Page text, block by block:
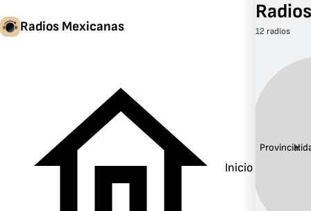
Radios Mexicanas
Inicio
12 radios
Provincia: